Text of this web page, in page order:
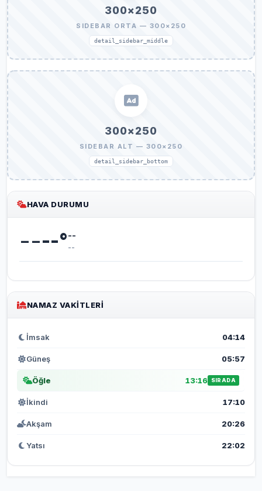
300×250
SIDEBAR ORTA — 300×250
detail_sidebar_middle
300×250
SIDEBAR ALT — 300×250
detail_sidebar_bottom
HAVA DURUMU
----°--
--
NAMAZ VAKITLERI
İmsak 04:14
Güneş 05:57
Öğle 13:16 SIRADA
İkindi 17:10
Akşam 20:26
Yatsı 22:02